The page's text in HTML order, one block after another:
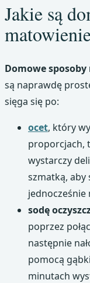
Jakie są
Domowe
są naprawdę
sięga się po:
ocet, który
proporcjach,
wystarczy
szmatką, aby
jednocześnie
sodę
poprzez
następnie
pomocą
minutach